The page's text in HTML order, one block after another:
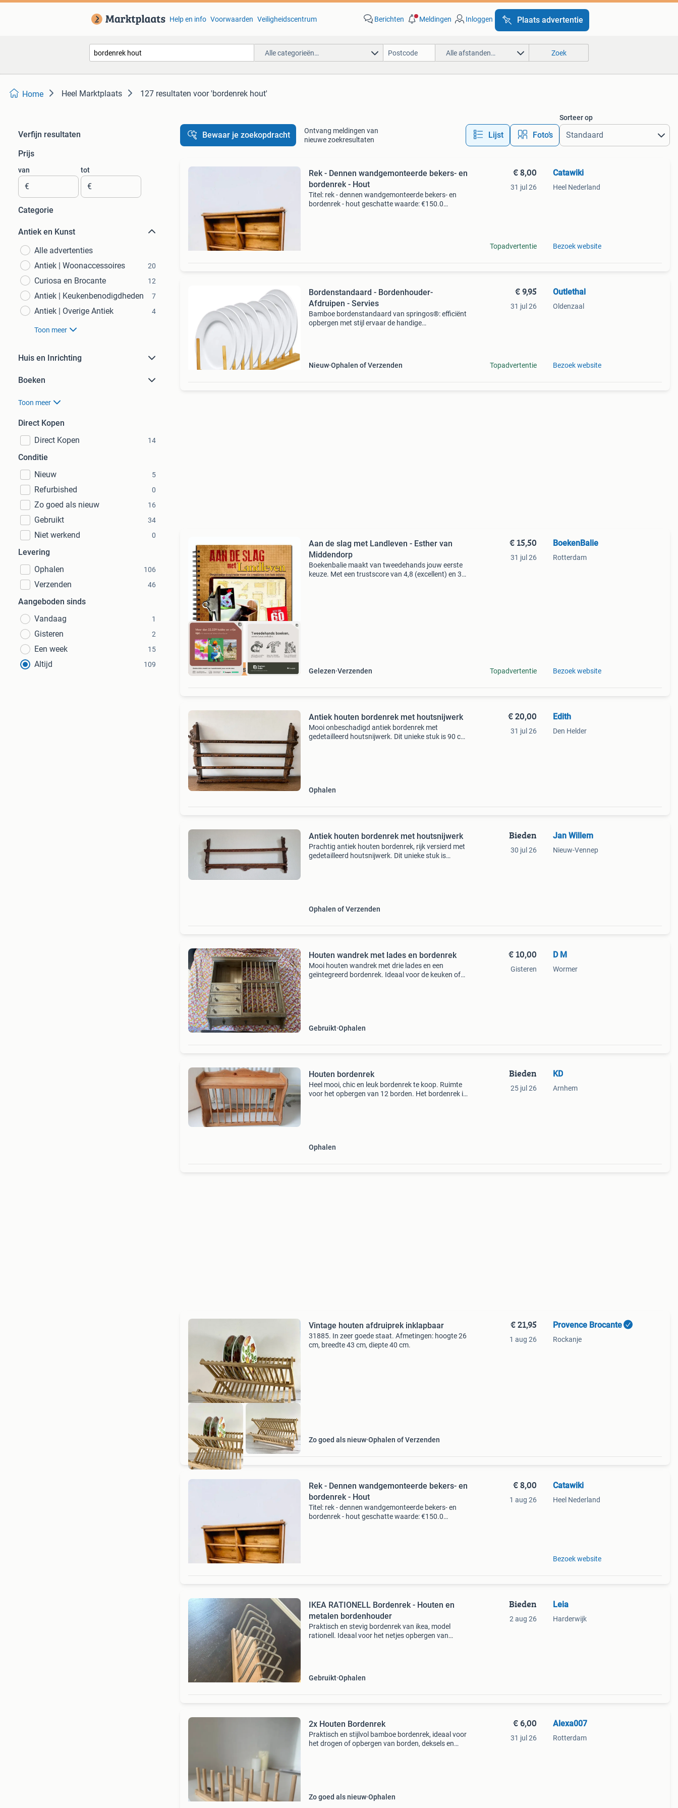
Help en info Voorwaarden Veiligheidscentrum Berichten Meldingen Inloggen Plaats advertentie
Alle categorieën… Alle afstanden… Zoek
Home Heel Marktplaats 127 resultaten voor 'bordenrek hout'
Verfijn resultaten
Prijs
van
€
tot
€
Categorie
Antiek en Kunst
Alle advertenties
Antiek | Woonaccessoires
20
Curiosa en Brocante 12
Antiek | Keukenbenodigdheden 7
Antiek | Overige Antiek 4
Toon meer
Huis en Inrichting
Boeken
Toon meer
Direct Kopen
Direct Kopen
14
Conditie
Nieuw
5
Refurbished 0
Zo goed als nieuw 16
Gebruikt 34
Niet werkend 0
Levering
Ophalen
106
Verzenden 46
Aangeboden sinds
Vandaag
1
Gisteren 2
Een week 15
Altijd 109
Bewaar je zoekopdracht
Ontvang meldingen van
nieuwe zoekresultaten
Lijst Foto’s
Sorteer op
Rek - Dennen wandgemonteerde bekers- en
bordenrek - Hout
Titel: rek - dennen wandgemonteerde bekers- en
bordenrek - hout geschatte waarde: €150.0
€ 8,00
31 jul 26
Topadvertentie
Catawiki
Heel Nederland
Bezoek website
Bordenstandaard - Bordenhouder-
Afdruipen - Servies
Bamboe bordenstandaard van springos®: efficiënt
opbergen met stijl ervaar de handige
Nieuw Ophalen of Verzenden
€ 9,95
31 jul 26
Topadvertentie
Outlethal
Oldenzaal
Bezoek website
Scherpste prijs
Aan de slag met Landleven - Esther van
Middendorp
Boekenbalie maakt van tweedehands jouw eerste
keuze. Met een trustscore van 4,8 (excellent) en 30
Gelezen Verzenden
€ 15,50
31 jul 26
Topadvertentie
BoekenBalie
Rotterdam
Bezoek website
Antiek houten bordenrek met houtsnijwerk
Mooi onbeschadigd antiek bordenrek met
gedetailleerd houtsnijwerk. Dit unieke stuk is 90 cm
Ophalen
€ 20,00
31 jul 26
Edith
Den Helder
Antiek houten bordenrek met houtsnijwerk
Prachtig antiek houten bordenrek, rijk versierd met
gedetailleerd houtsnijwerk. Dit unieke stuk is
Ophalen of Verzenden
Bieden
30 jul 26
Jan Willem
Nieuw-Vennep
Houten wandrek met lades en bordenrek
Mooi houten wandrek met drie lades en een
geïntegreerd bordenrek. Ideaal voor de keuken of
Gebruikt Ophalen
€ 10,00
Gisteren
D M
Wormer
Houten bordenrek
Heel mooi, chic en leuk bordenrek te koop. Ruimte
voor het opbergen van 12 borden. Het bordenrek is:
Ophalen
Bieden
25 jul 26
KD
Arnhem
Vintage houten afdruiprek inklapbaar
31885. In zeer goede staat. Afmetingen: hoogte 26
cm, breedte 43 cm, diepte 40 cm.
Zo goed als nieuw Ophalen of Verzenden
€ 21,95
1 aug 26
Provence Brocante
Rockanje
Rek - Dennen wandgemonteerde bekers- en
bordenrek - Hout
Titel: rek - dennen wandgemonteerde bekers- en
bordenrek - hout geschatte waarde: €150.0
€ 8,00
1 aug 26
Catawiki
Heel Nederland
Bezoek website
IKEA RATIONELL Bordenrek - Houten en
metalen bordenhouder
Praktisch en stevig bordenrek van ikea, model
rationell. Ideaal voor het netjes opbergen van
Gebruikt Ophalen
Bieden
2 aug 26
Leia
Harderwijk
2x Houten Bordenrek
Praktisch en stijlvol bamboe bordenrek, ideaal voor
het drogen of opbergen van borden, deksels en
Zo goed als nieuw Ophalen
€ 6,00
31 jul 26
Alexa007
Rotterdam